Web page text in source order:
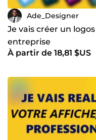
Ade_Designer
Je vais créer un
entreprise
À partir de 18,81 $US